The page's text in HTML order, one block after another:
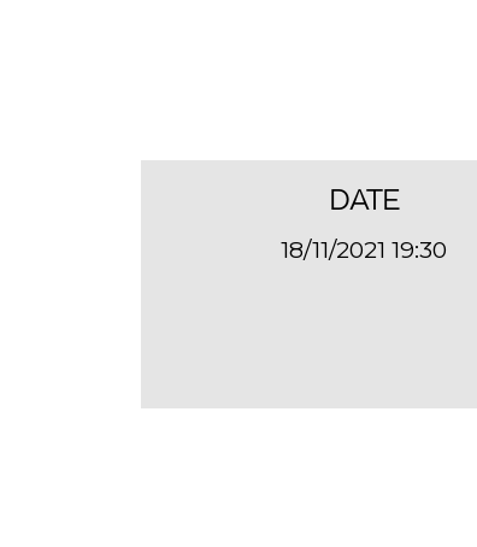
DATE
18/11/2021 19:30